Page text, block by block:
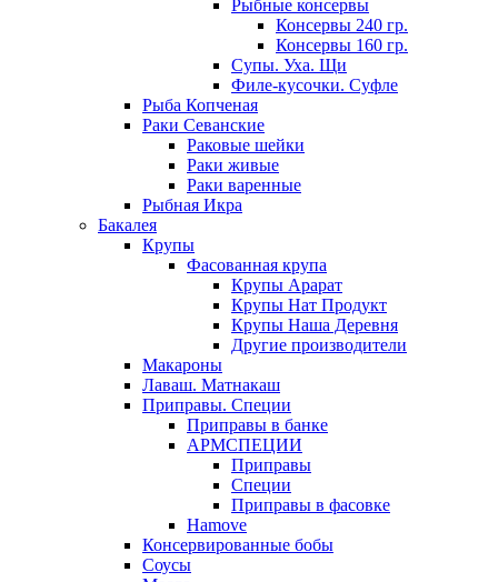
Рыбные консервы
Консервы 240 гр.
Консервы 160 гр.
Супы. Уха. Щи
Филе-кусочки. Суфле
Рыба Копченая
Раки Севанские
Раковые шейки
Раки живые
Раки варенные
Рыбная Икра
Бакалея
Крупы
Фасованная крупа
Крупы Арарат
Крупы Нат Продукт
Крупы Наша Деревня
Другие производители
Макароны
Лаваш. Матнакаш
Приправы. Специи
Приправы в банке
АРМСПЕЦИИ
Приправы
Специи
Приправы в фасовке
Hamove
Консервированные бобы
Соусы